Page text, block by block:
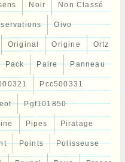
Noir Non Classé
Oivo
Original Origine Ortz
Pack Paire Panneau
Pcc500331
Pgf101850
Pipes Piratage
Points Polisseuse